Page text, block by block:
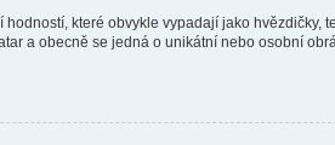
které obvykle vypadají jako hvězdičky,
a obecně se jedná o unikátní nebo osobní